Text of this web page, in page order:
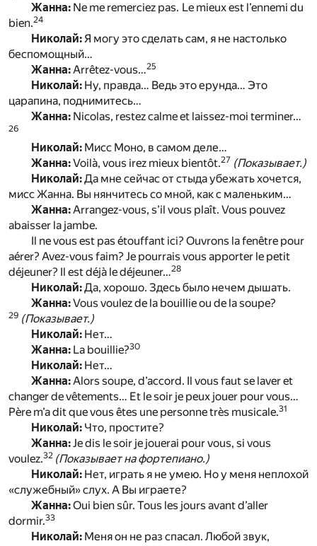
Жанна: Ne me remerciez pas. Le mieux est l’ennemi du
bien.24
Николай:Я могу это сделать сам, я не настолько
беспомощный…
Жанна:Arrêtez-vous…25
Николай: Ну, правда… Ведь это ерунда… Это
царапина, поднимитесь…
Жанна: Nicolas, restez calme et laissez-moi terminer…
26
Николай: Мисс Моно, в самом деле…
Жанна:Voilà, vous irez mieux bientôt.27 (Показывает.)
Николай:Да мне сейчас от стыда убежать хочется,
мисс Жанна. Вы нянчитесь со мной, как с маленьким…
Жанна:Arrangez-vous, s’il vous plaît. Vous pouvez
abaisser la jambe.
Il ne vous est pas étouffant ici? Ouvrons la fenêtre pour
aérer? Avez-vous faim? Je pourrais vous apporter le petit
déjeuner? Il est déjà le déjeuner…28
Николай:Да, хорошо. Здесь было нечем дышать.
Жанна:Vous voulez de la bouillie ou de la soupe?
29 (Показывает.)
Николай: Нет…
Жанна: La bouillie?30
Николай: Нет…
Жанна:Alors soupe, d’accord. Il vous faut se laver et
changer de vêtements… Et le soir je peux jouer pour vous…
Père m’a dit que vous êtes une personne très musicale.31
Николай: Что, простите?
Жанна:Je dis le soir je jouerai pour vous, si vous
voulez.32 (Показывает на фортепиано.)
Николай: Нет, играть я не умею. Но у меня неплохой
«служебный» слух. А Вы играете?
Жанна:Oui bien sûr. Tous les jours avant d’aller
dormir.33
Николай: Меня он не раз спасал. Любой звук,